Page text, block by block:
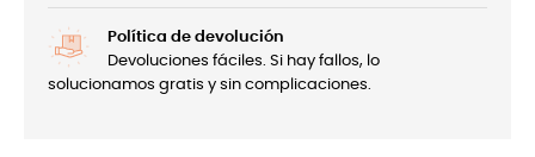
Política de devolución
Devoluciones fáciles. Si hay fallos, lo
solucionamos gratis y sin complicaciones.